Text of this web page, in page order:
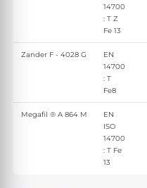
14700
: T Z
Fe 13
Zander F - 4028 G
EN
14700
: T
Fe8
Megafil ® A 864 M
EN
ISO
14700
: T Fe
13